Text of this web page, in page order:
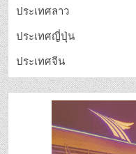
ประเทศลาว
ประเทศญี่ปุ่น
ประเทศจีน